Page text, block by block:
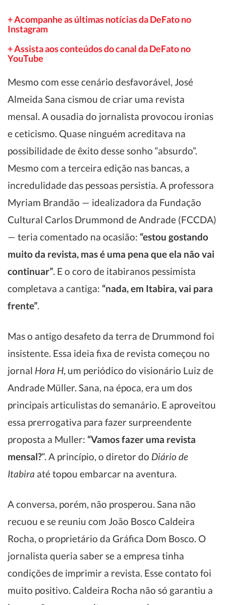
+ Acompanhe as últimas notícias da DeFato no
Instagram
+ Assista aos conteúdos do canal da DeFato no
YouTube
Mesmo com esse cenário desfavorável, José
Almeida Sana cismou de criar uma revista
mensal. A ousadia do jornalista provocou ironias
e ceticismo. Quase ninguém acreditava na
possibilidade de êxito desse sonho “absurdo”.
Mesmo com a terceira edição nas bancas, a
incredulidade das pessoas persistia. A professora
Myriam Brandão — idealizadora da Fundação
Cultural Carlos Drummond de Andrade (FCCDA)
— teria comentado na ocasião: “estou gostando
muito da revista, mas é uma pena que ela não vai
continuar”. E o coro de itabiranos pessimista
completava a cantiga: “nada, em Itabira, vai para
frente”.
Mas o antigo desafeto da terra de Drummond foi
insistente. Essa ideia fixa de revista começou no
jornal Hora H, um periódico do visionário Luiz de
Andrade Müller. Sana, na época, era um dos
principais articulistas do semanário. E aproveitou
essa prerrogativa para fazer surpreendente
proposta a Muller: “Vamos fazer uma revista
mensal?“. A princípio, o diretor do Diário de
Itabira até topou embarcar na aventura.
A conversa, porém, não prosperou. Sana não
recuou e se reuniu com João Bosco Caldeira
Rocha, o proprietário da Gráfica Dom Bosco. O
jornalista queria saber se a empresa tinha
condições de imprimir a revista. Esse contato foi
muito positivo. Caldeira Rocha não só garantiu a